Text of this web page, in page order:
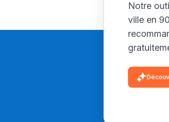
Notre
ville en